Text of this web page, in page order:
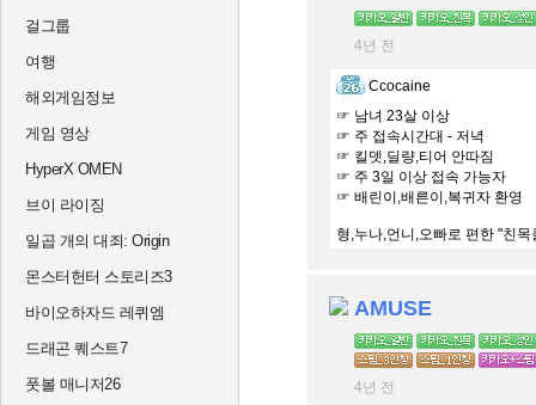
걸그룹
여행
해외게임정보
게임 영상
HyperX OMEN
브이 라이징
일곱 개의 대죄: Origin
몬스터헌터 스토리즈3
바이오하자드 레퀴엠
드래곤 퀘스트7
풋볼 매니저26
4년 전
Ccocaine
☞ 남녀 23살 이상
☞ 주 접속시간대 - 저녁
☞ 킬뎃,딜량,티어 안따짐
☞ 주 3일 이상 접속 가능자
☞ 배린이,배른이,복귀자 환영
형,누나,언니,오빠로 편한 "친목
AMUSE
4년 전